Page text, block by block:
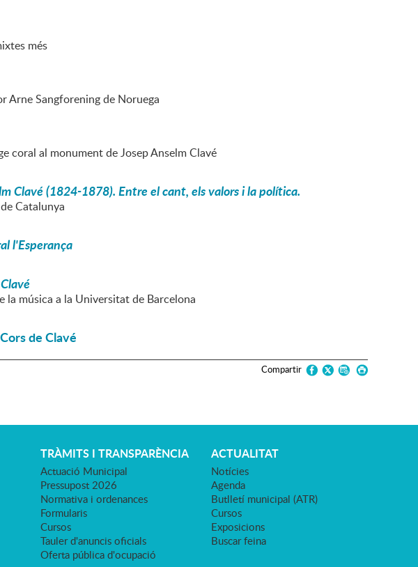
més
Arne Sangforening de Noruega
coral al monument de Josep Anselm Clavé
Clavé (1824-1878). Entre el cant, els valors i la política.
Catalunya
l'Esperança
música a la Universitat de Barcelona
de Clavé
Compartir
TRÀMITS I TRANSPARÈNCIA
Actuació Municipal
Pressupost 2026
Normativa i ordenances
Formularis
Cursos
Tauler d'anuncis oficials
Oferta pública d'ocupació
ACTUALITAT
Notícies
Agenda
Butlletí municipal (ATR)
Cursos
Exposicions
Buscar feina